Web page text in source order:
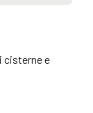
cisterne e